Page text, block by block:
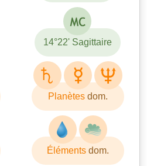
14°22' Sagittaire
Planètes dom.
Éléments dom.